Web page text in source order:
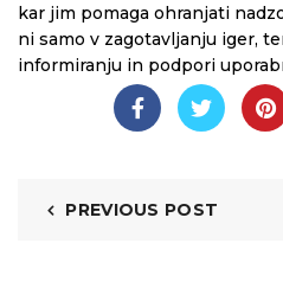
kar jim pomaga ohranjati
ni samo v zagotavljanju iger,
informiranju in podpori
PREVIOUS POST